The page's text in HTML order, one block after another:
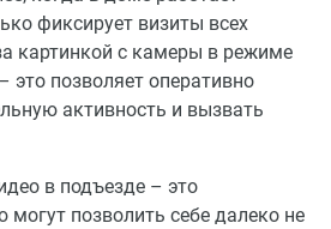
фиксирует визиты всех
картинкой с камеры в режиме
это позволяет оперативно
активность и вызвать
в подъезде – это
могут позволить себе далеко не